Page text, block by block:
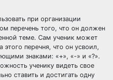
при организации
перечень того, что он должен
теме. Сам ученик может
этого перечня, что он усвоил,
знаками: «+», «-» и «?».
ученику видеть свое
ставить и достигать одну